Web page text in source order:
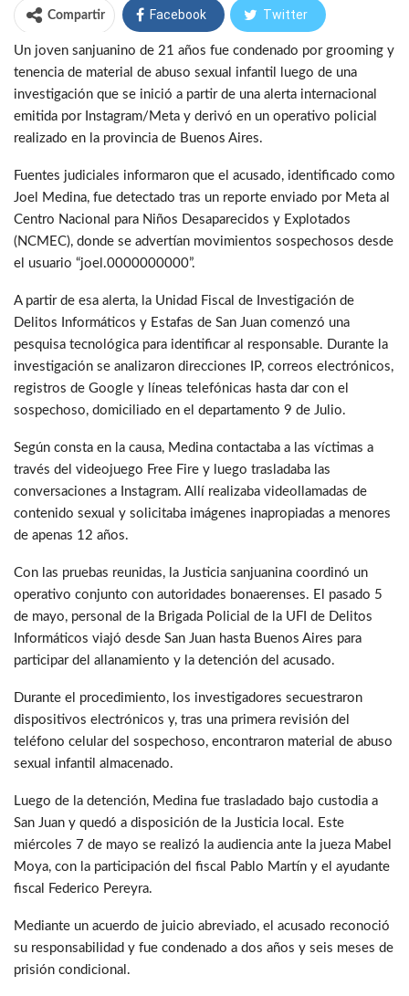
Compartir Facebook Twitter
WhatsApp Telegram
Un joven sanjuanino de 21 años fue condenado por grooming y
tenencia de material de abuso sexual infantil luego de una
investigación que se inició a partir de una alerta internacional
emitida por Instagram/Meta y derivó en un operativo policial
realizado en la provincia de Buenos Aires.
Fuentes judiciales informaron que el acusado, identificado como
Joel Medina, fue detectado tras un reporte enviado por Meta al
Centro Nacional para Niños Desaparecidos y Explotados
(NCMEC), donde se advertían movimientos sospechosos desde
el usuario “joel.0000000000”.
A partir de esa alerta, la Unidad Fiscal de Investigación de
Delitos Informáticos y Estafas de San Juan comenzó una
pesquisa tecnológica para identificar al responsable. Durante la
investigación se analizaron direcciones IP, correos electrónicos,
registros de Google y líneas telefónicas hasta dar con el
sospechoso, domiciliado en el departamento 9 de Julio.
Según consta en la causa, Medina contactaba a las víctimas a
través del videojuego Free Fire y luego trasladaba las
conversaciones a Instagram. Allí realizaba videollamadas de
contenido sexual y solicitaba imágenes inapropiadas a menores
de apenas 12 años.
Con las pruebas reunidas, la Justicia sanjuanina coordinó un
operativo conjunto con autoridades bonaerenses. El pasado 5
de mayo, personal de la Brigada Policial de la UFI de Delitos
Informáticos viajó desde San Juan hasta Buenos Aires para
participar del allanamiento y la detención del acusado.
Durante el procedimiento, los investigadores secuestraron
dispositivos electrónicos y, tras una primera revisión del
teléfono celular del sospechoso, encontraron material de abuso
sexual infantil almacenado.
Luego de la detención, Medina fue trasladado bajo custodia a
San Juan y quedó a disposición de la Justicia local. Este
miércoles 7 de mayo se realizó la audiencia ante la jueza Mabel
Moya, con la participación del fiscal Pablo Martín y el ayudante
fiscal Federico Pereyra.
Mediante un acuerdo de juicio abreviado, el acusado reconoció
su responsabilidad y fue condenado a dos años y seis meses de
prisión condicional.